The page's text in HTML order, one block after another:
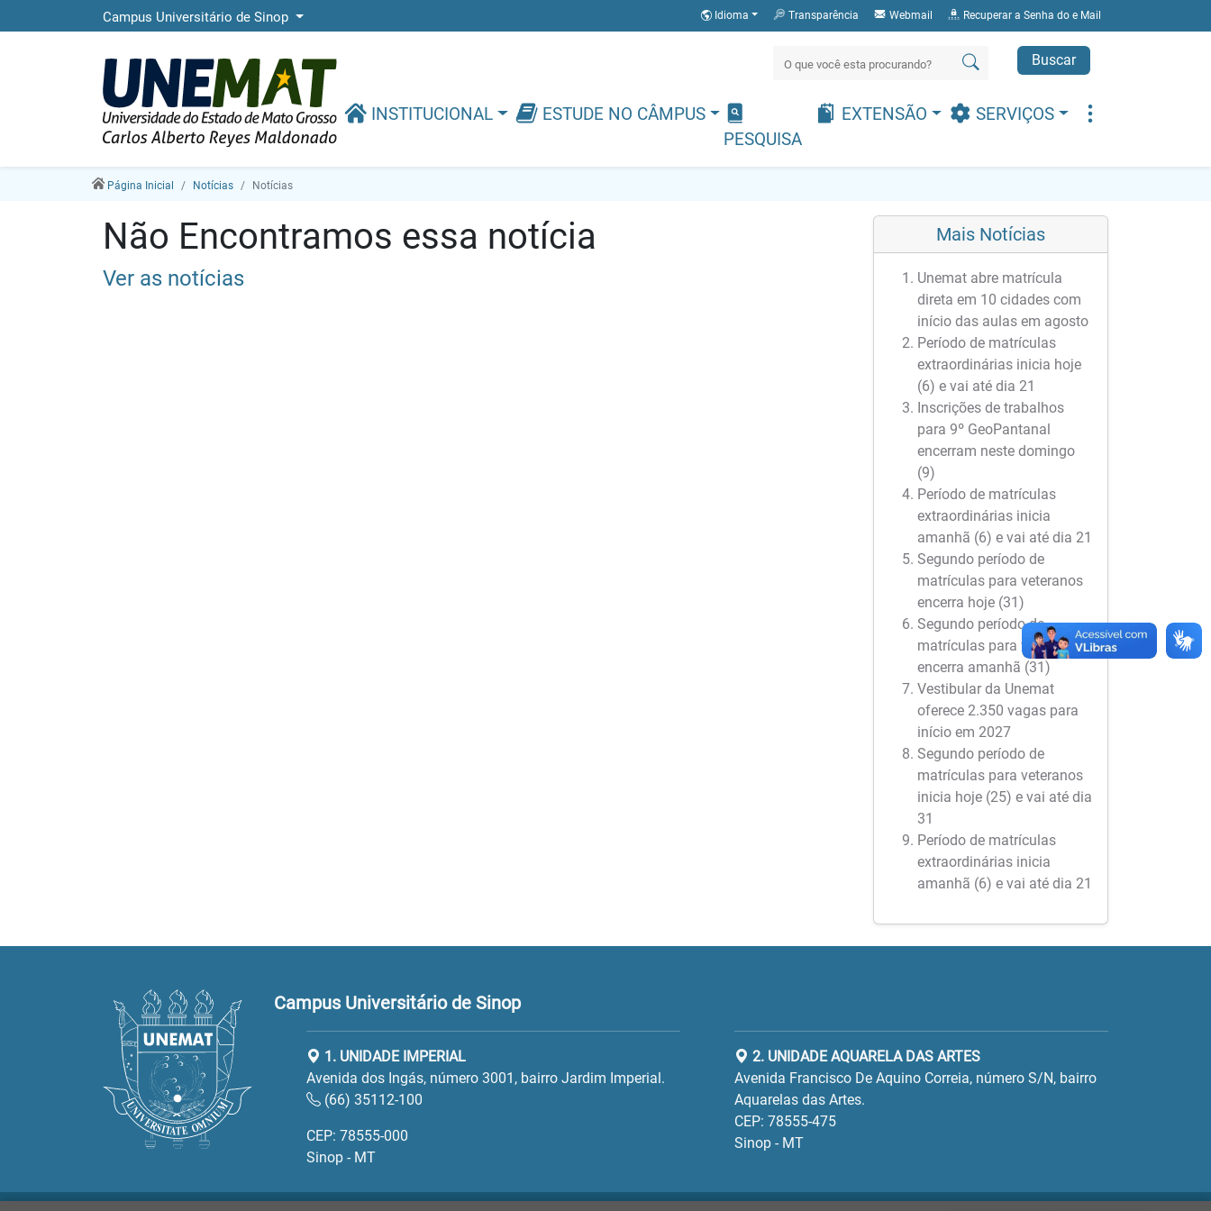
Campus Universitário de Sinop Idioma Transparência Webmail Recuperar a Senha do e Mail
Buscar
INSTITUCIONAL
ESTUDE NO CÂMPUS
PESQUISA
EXTENSÃO SERVIÇOS
Página Inicial Notícias Notícias
Não Encontramos essa notícia
Ver as notícias
Mais Notícias
Unemat abre matrícula
direta em 10 cidades com
início das aulas em agosto
Período de matrículas
extraordinárias inicia hoje
(6) e vai até dia 21
Inscrições de trabalhos
para 9º GeoPantanal
encerram neste domingo
(9)
Período de matrículas
extraordinárias inicia
amanhã (6) e vai até dia 21
Segundo período de
matrículas para veteranos
encerra hoje (31)
Segundo período de
matrículas para veteranos
encerra amanhã (31)
Vestibular da Unemat
oferece 2.350 vagas para
início em 2027
Segundo período de
matrículas para veteranos
inicia hoje (25) e vai até dia
31
Período de matrículas
extraordinárias inicia
amanhã (6) e vai até dia 21
Campus Universitário de Sinop
1. UNIDADE IMPERIAL
Avenida dos Ingás, número 3001, bairro Jardim Imperial.
(66) 35112-100
CEP: 78555-000
Sinop - MT
2. UNIDADE AQUARELA DAS ARTES
Avenida Francisco De Aquino Correia, número S/N, bairro
Aquarelas das Artes.
CEP: 78555-475
Sinop - MT